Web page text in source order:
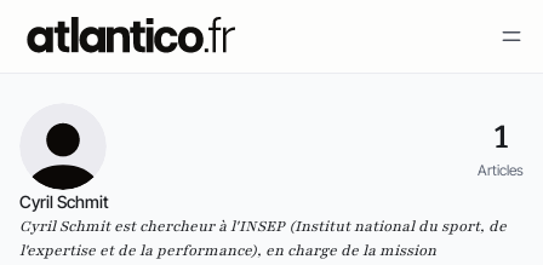
1
Articles
Cyril Schmit
Cyril Schmit est chercheur à l'INSEP (Institut national du sport, de
l'expertise et de la performance), en charge de la mission